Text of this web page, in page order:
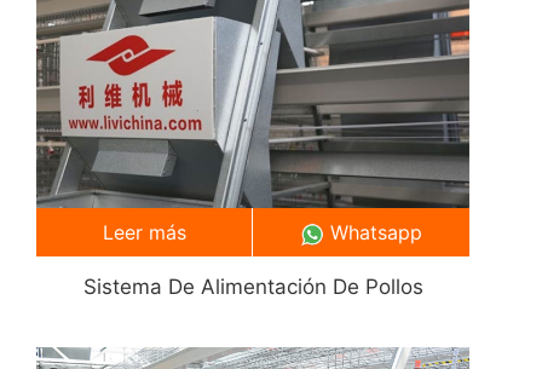
Sistema De Alimentación De Pollos
Leer más Whatsapp